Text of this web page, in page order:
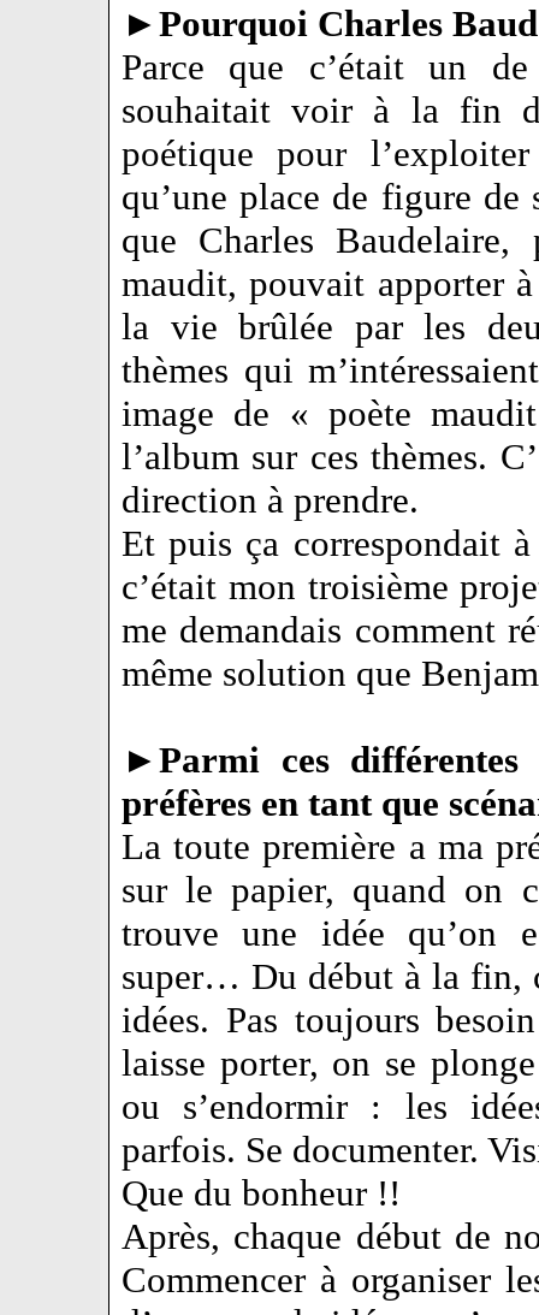
►Pourquoi Charles
Parce que c’était un
souhaitait voir à la fin
poétique pour
qu’une place de figure
que Charles Baudelaire,
maudit, pouvait apporter
la vie brûlée par les
thèmes qui
image de « poète
l’album sur ces thèmes.
direction à prendre.
Et puis ça correspondait
c’était mon troisième
me demandais comment
même solution que
►Parmi ces
préfères en tant que
La toute première a ma
sur le papier, quand on
trouve une idée qu’on
super… Du début à la fin,
idées. Pas toujours
laisse porter, on se
ou s’endormir : les
parfois. Se documenter.
Que du bonheur !!
Après, chaque début de
Commencer à organiser